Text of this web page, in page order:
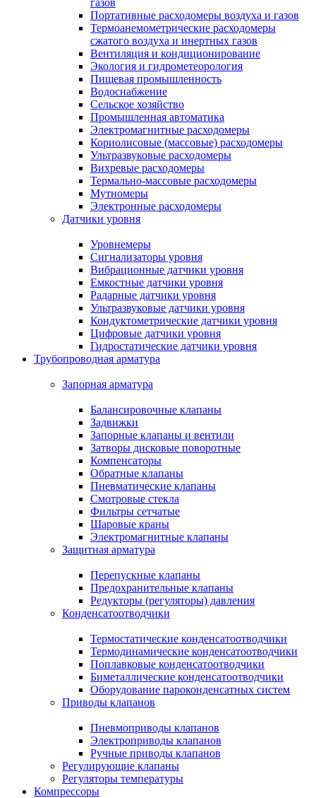
газов
Портативные расходомеры воздуха и газов
Термоанемометрические расходомеры
сжатого воздуха и инертных газов
Вентиляция и кондиционирование
Экология и гидрометеорология
Пищевая промышленность
Водоснабжение
Сельское хозяйство
Промышленная автоматика
Электромагнитные расходомеры
Кориолисовые (массовые) расходомеры
Ультразвуковые расходомеры
Вихревые расходомеры
Термально-массовые расходомеры
Мутномеры
Электронные расходомеры
Датчики уровня
Уровнемеры
Сигнализаторы уровня
Вибрационные датчики уровня
Емкостные датчики уровня
Радарные датчики уровня
Ультразвуковые датчики уровня
Кондуктометрические датчики уровня
Цифровые датчики уровня
Гидростатические датчики уровня
Трубопроводная арматура
Запорная арматура
Балансировочные клапаны
Задвижки
Запорные клапаны и вентили
Затворы дисковые поворотные
Компенсаторы
Обратные клапаны
Пневматические клапаны
Смотровые стекла
Фильтры сетчатые
Шаровые краны
Электромагнитные клапаны
Защитная арматура
Перепускные клапаны
Предохранительные клапаны
Редукторы (регуляторы) давления
Конденсатоотводчики
Термостатические конденсатоотводчики
Термодинамические конденсатоотводчики
Поплавковые конденсатоотводчики
Биметаллические конденсатоотводчики
Оборудование пароконденсатных систем
Приводы клапанов
Пневмоприводы клапанов
Электроприводы клапанов
Ручные приводы клапанов
Регулирующие клапаны
Регуляторы температуры
Компрессоры